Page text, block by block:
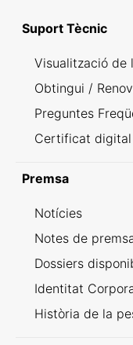
Suport Tècnic
Visualització de
Obtingui /
Preguntes
Certificat
Premsa
Notícies
Notes de
Dossiers
Identitat
Història de la